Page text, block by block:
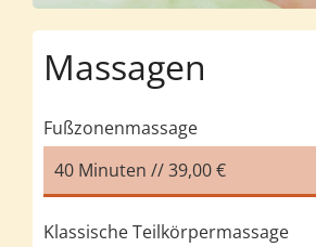
Massagen
Fußzonenmassage
40 Minuten // 39,00 €
Klassische Teilkörpermassage